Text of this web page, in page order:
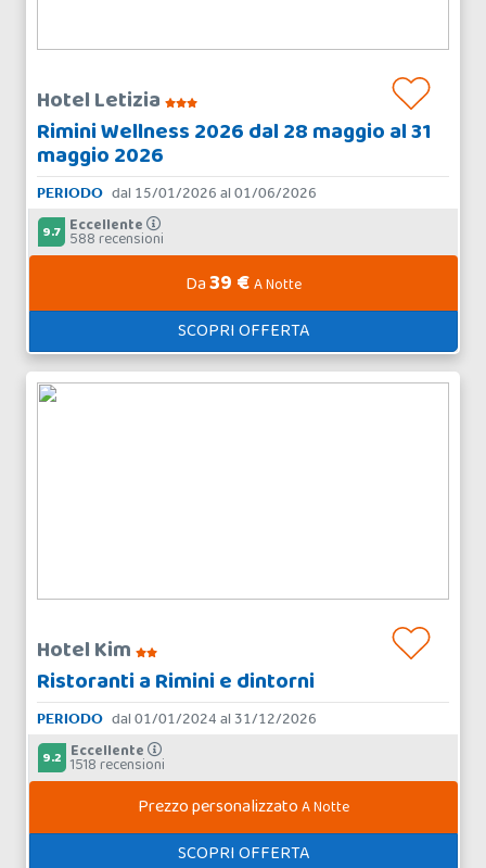
Hotel Letizia
Rimini Wellness 2026 dal 28 maggio al 31
maggio 2026
PERIODO dal 15/01/2026 al 01/06/2026
9.7 Eccellente
588 recensioni
Da39 €A Notte
SCOPRI OFFERTA
Hotel Kim
Ristoranti a Rimini e dintorni
PERIODO dal 01/01/2024 al 31/12/2026
9.2 Eccellente
1518 recensioni
Prezzo personalizzatoA Notte
SCOPRI OFFERTA